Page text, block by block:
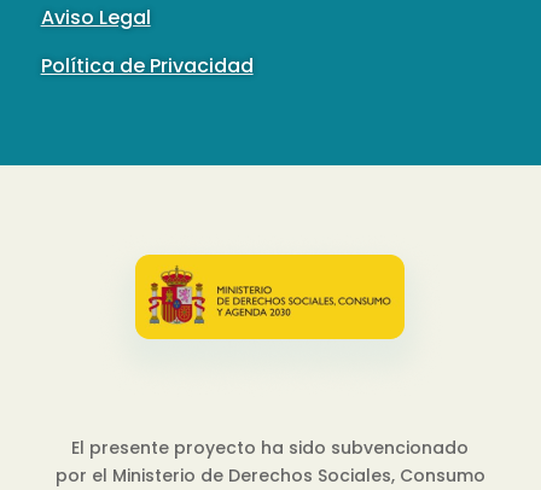
Aviso Legal
Política de Privacidad
El presente proyecto ha sido subvencionado
por el Ministerio de Derechos Sociales, Consumo